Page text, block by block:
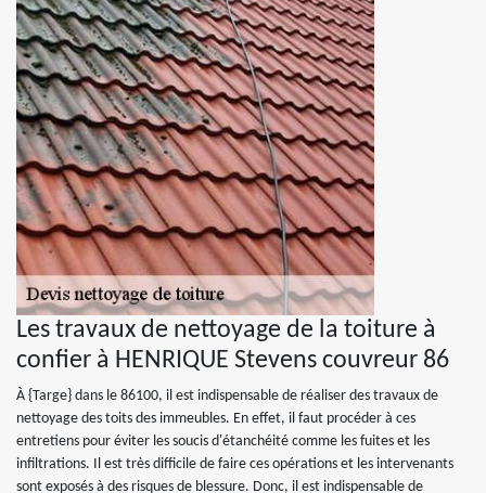
Les travaux de nettoyage de la toiture à
confier à HENRIQUE Stevens couvreur 86
À {Targe} dans le 86100, il est indispensable de réaliser des travaux de
nettoyage des toits des immeubles. En effet, il faut procéder à ces
entretiens pour éviter les soucis d'étanchéité comme les fuites et les
infiltrations. Il est très difficile de faire ces opérations et les intervenants
sont exposés à des risques de blessure. Donc, il est indispensable de